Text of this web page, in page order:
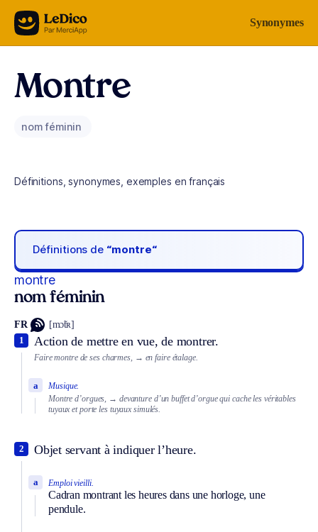
Aller au contenu Synonymes
Montre
nom féminin
Définitions, synonymes, exemples en français
Définitions de “montre“
montre
nom féminin
FR [mɔ̃tʀ]
Action de mettre en vue, de montrer.
1
Faire montre de ses charmes, → en faire étalage.
Musique.
a
Montre d’orgues, → devanture d’un buffet d’orgue qui cache les véritables
tuyaux et porte les tuyaux simulés.
Objet servant à indiquer l’heure.
2
Emploi vieilli.
Cadran montrant les heures dans une horloge, une
pendule.
a